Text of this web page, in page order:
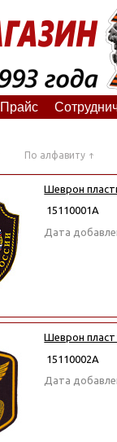
Прайс
По алфавиту
Шеврон
15110001А
Дата
Шеврон пласт
15110002А
Дата